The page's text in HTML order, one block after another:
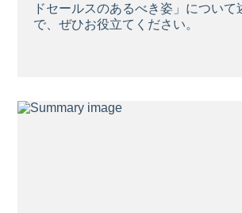
ドセールスのあるべき姿」について
で、ぜひお役立てください。